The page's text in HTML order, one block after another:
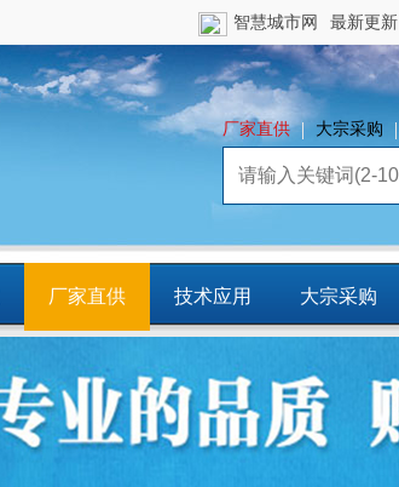
最新更新
智慧城市网
厂家直供 大宗采购
厂家直供 技术应用 大宗采购
业智库